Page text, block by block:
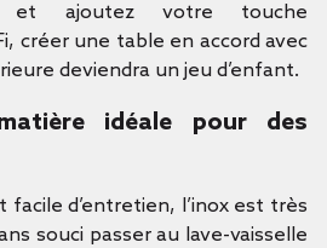
et ajoutez votre touche
créer une table en accord avec
deviendra un jeu d’enfant.
idéale pour des
d’entretien, l’inox est très
souci passer au lave-vaisselle